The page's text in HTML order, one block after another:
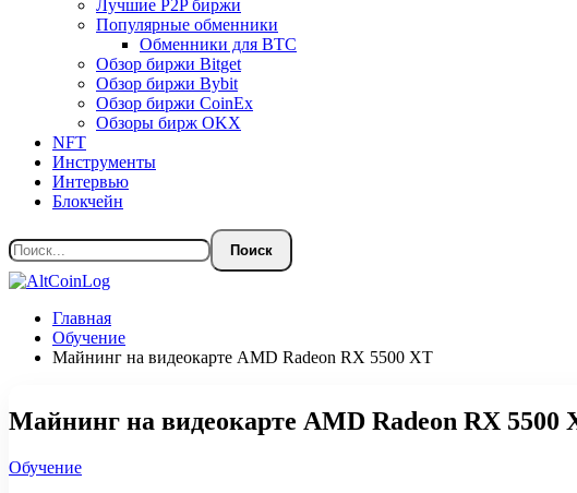
Лучшие P2P биржи
Популярные обменники
Обменники для BTC
Обзор биржи Bitget
Обзор биржи Bybit
Обзор биржи CoinEx
Обзоры бирж OKX
NFT
Инструменты
Интервью
Блокчейн
Главная
Обучение
Майнинг на видеокарте AMD Radeon RX 5500 XT
Майнинг на видеокарте AMD Radeon RX 5500
Обучение